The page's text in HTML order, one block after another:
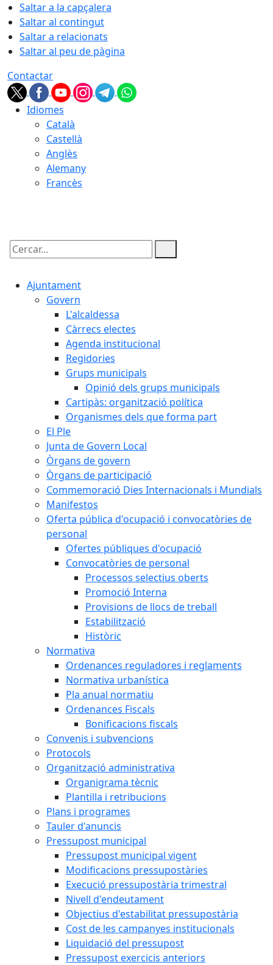
Saltar a la capçalera
Saltar al contingut
Saltar a relacionats
Saltar al peu de pàgina
Contactar
Idiomes
Català
Castellà
Anglès
Alemany
Francès
Cercar:
Ajuntament
Govern
L'alcaldessa
Càrrecs electes
Agenda institucional
Regidories
Grups municipals
Opinió dels grups municipals
Cartipàs: organització política
Organismes dels que forma part
El Ple
Junta de Govern Local
Òrgans de govern
Òrgans de participació
Commemoració Dies Internacionals i Mundials
Manifestos
Oferta pública d'ocupació i convocatòries de
personal
Ofertes públiques d'ocupació
Convocatòries de personal
Processos selectius oberts
Promoció Interna
Provisions de llocs de treball
Estabilització
Històric
Normativa
Ordenances reguladores i reglaments
Normativa urbanística
Pla anual normatiu
Ordenances Fiscals
Bonificacions fiscals
Convenis i subvencions
Protocols
Organització administrativa
Organigrama tècnic
Plantilla i retribucions
Plans i programes
Tauler d'anuncis
Pressupost municipal
Pressupost municipal vigent
Modificacions pressupostàries
Execució pressupostària trimestral
Nivell d'endeutament
Objectius d'estabilitat pressupostària
Cost de les campanyes institucionals
Liquidació del pressupost
Pressupost exercicis anteriors